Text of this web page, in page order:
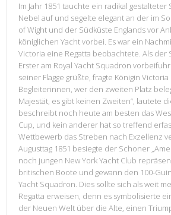
Im Jahr 1851 tauchte ein radikal
Nebel auf und segelte elegant an der im
of Wight und der Südküste Englands vor
königlichen Yacht vorbei. Es war ein
Victoria eine Regatta beobachtete. Als der
Erster am Royal Yacht Squadron
seiner Flagge grüßte, fragte Königin
Begleiterinnen, wer den zweiten Platz
Majestät, es gibt keinen Zweiten“, lautete
beschreibt noch heute am besten das
Cup, und kein anderer hat so treffend
Wettbewerb das Streben nach Exzellenz
Augusttag 1851 besiegte der Schoner
noch jungen New York Yacht Club
britischen Boote und gewann den 100-
Yacht Squadron. Dies sollte sich als weit
Regatta erweisen, denn es symbolisierte
der Neuen Welt über die Alte, einen